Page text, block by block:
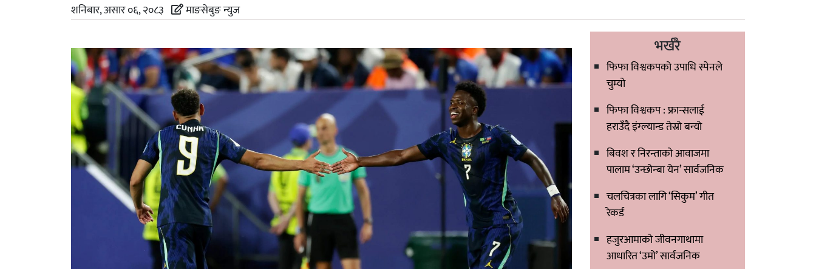
शनिबार, असार ०६, २०८३ माङसेबुङ न्युज
भर्खरै
फिफा विश्वकपको उपाधि स्पेनले
चुम्यो
फिफा विश्वकप : फ्रान्सलाई
हराउँदै इंग्ल्यान्ड तेस्रो बन्यो
बिवश र निरन्ताको आवाजमा
पालाम ‘उन्छोन्बा येन’ सार्वजनिक
चलचित्रका लागि ‘सिकुम’ गीत
रेकर्ड
हजुरआमाको जीवनगाथामा
आधारित ‘उमो’ सार्वजनिक